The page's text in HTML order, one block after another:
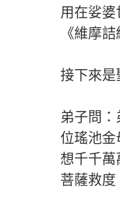
用在娑
《維摩
接下來是
弟子問
位瑤池
想千千萬
菩薩救度